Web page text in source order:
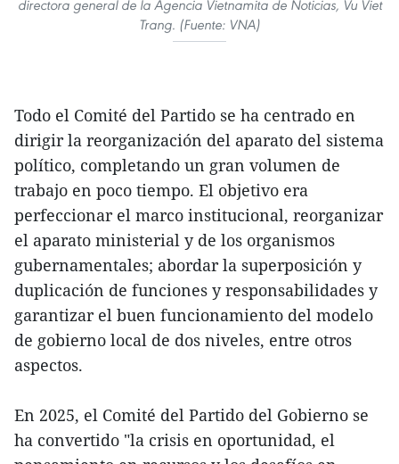
directora general de la Agencia Vietnamita de Noticias, Vu Viet
Trang. (Fuente: VNA)
Todo el Comité del Partido se ha centrado en
dirigir la reorganización del aparato del sistema
político, completando un gran volumen de
trabajo en poco tiempo. El objetivo era
perfeccionar el marco institucional, reorganizar
el aparato ministerial y de los organismos
gubernamentales; abordar la superposición y
duplicación de funciones y responsabilidades y
garantizar el buen funcionamiento del modelo
de gobierno local de dos niveles, entre otros
aspectos.
En 2025, el Comité del Partido del Gobierno se
ha convertido "la crisis en oportunidad, el